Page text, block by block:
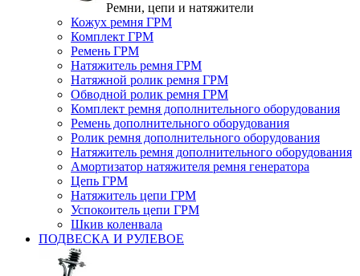
Ремни, цепи и натяжители
Кожух ремня ГРМ
Комплект ГРМ
Ремень ГРМ
Натяжитель ремня ГРМ
Натяжной ролик ремня ГРМ
Обводной ролик ремня ГРМ
Комплект ремня дополнительного оборудования
Ремень дополнительного оборудования
Ролик ремня дополнительного оборудования
Натяжитель ремня дополнительного оборудования
Амортизатор натяжителя ремня генератора
Цепь ГРМ
Натяжитель цепи ГРМ
Успокоитель цепи ГРМ
Шкив коленвала
ПОДВЕСКА И РУЛЕВОЕ